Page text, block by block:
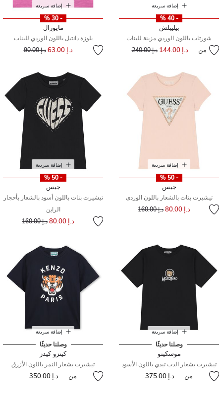
إضافة سريعة
- 40 %
بيليبلش
شورتات باللون الوردي مزينة للبنات
من د.إ 144.00 سعر مخفض مند.إ 240.00
إضافة سريعة
- 30 %
مايورال
بلوزة دانتيل باللون الوردي للبنات
د.إ 63.00 سعر مخفض من
د.إ 90.00 إلى
إضافة سريعة
- 50 %
جيس
تيشيرت بنات بالشعار باللون الوردى
د.إ 80.00 سعر مخفض مند.إ 160.00
إضافة سريعة
- 50 %
جيس
تيشيرت بنات باللون أسود بالشعار بأحجار
الراين
د.إ 80.00 سعر مخفض من
د.إ 160.00 إلى
إضافة سريعة
وصلنا حديثًا
موسكينو
تيشيرت بشعار الدب تيدي باللون الأسود
من د.إ 375.00
إضافة سريعة
وصلنا حديثًا
كينزو كيدز
تيشيرت بشعار النمر باللون الأزرق
من د.إ 350.00